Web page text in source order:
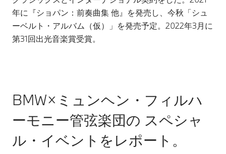
年に『ショパン：前奏曲集 他』を発売し、今秋「シュ
ーベルト・アルバム（仮）」を発売予定。2022年3月に
第31回出光音楽賞受賞。
BMW×ミュンヘン・フィルハ
ーモニー管弦楽団の スペシャ
ル・イベントをレポート。